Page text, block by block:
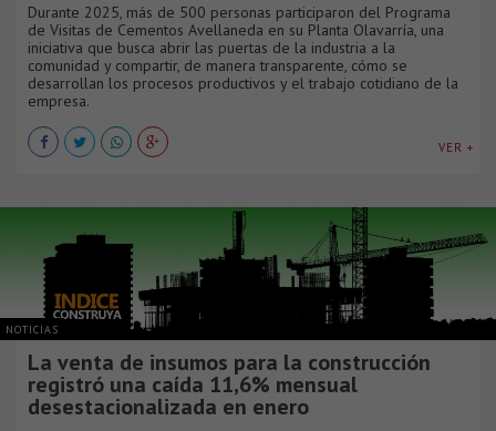
Durante 2025, más de 500 personas participaron del Programa
de Visitas de Cementos Avellaneda en su Planta Olavarría, una
iniciativa que busca abrir las puertas de la industria a la
comunidad y compartir, de manera transparente, cómo se
desarrollan los procesos productivos y el trabajo cotidiano de la
empresa.
VER +
NOTICIAS
La venta de insumos para la construcción
registró una caída 11,6% mensual
desestacionalizada en enero